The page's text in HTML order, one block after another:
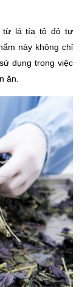
từ lá tía tô đỏ tự
này không chỉ
dụng trong việc
ăn.